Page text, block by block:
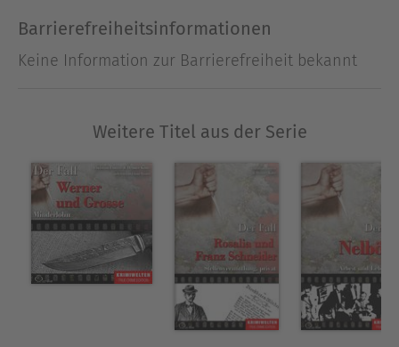
Barrierefreiheitsinformationen
Keine Information zur Barrierefreiheit bekannt
Weitere Titel aus der Serie